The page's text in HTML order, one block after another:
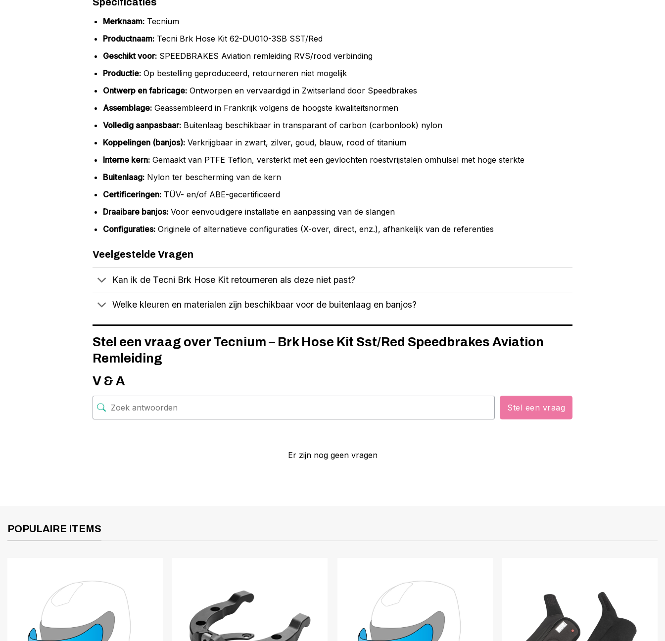
Merknaam:Tecnium
Productnaam:Tecni Brk Hose Kit 62-DU010-3SB SST/Red
Geschikt voor:SPEEDBRAKES Aviation remleiding RVS/rood verbinding
Productie:Op bestelling geproduceerd, retourneren niet mogelijk
Ontwerp en fabricage:Ontworpen en vervaardigd in Zwitserland door Speedbrakes
Assemblage:Geassembleerd in Frankrijk volgens de hoogste kwaliteitsnormen
Volledig aanpasbaar:Buitenlaag beschikbaar in transparant of carbon (carbonlook) nylon
Koppelingen (banjos):Verkrijgbaar in zwart, zilver, goud, blauw, rood of titanium
Interne kern:Gemaakt van PTFE Teflon, versterkt met een gevlochten roestvrijstalen omhulsel met hoge sterkte
Buitenlaag:Nylon ter bescherming van de kern
Certificeringen:TÜV- en/of ABE-gecertificeerd
Draaibare banjos:Voor eenvoudigere installatie en aanpassing van de slangen
Configuraties:Originele of alternatieve configuraties (X-over, direct, enz.), afhankelijk van de referenties
Veelgestelde Vragen
Kan ik de Tecni Brk Hose Kit retourneren als deze niet past?
Welke kleuren en materialen zijn beschikbaar voor de buitenlaag en banjos?
Stel een vraag over Tecnium – Brk Hose Kit Sst/Red Speedbrakes Aviation
Remleiding
V & A
Stel een vraag
Er zijn nog geen vragen
POPULAIRE ITEMS